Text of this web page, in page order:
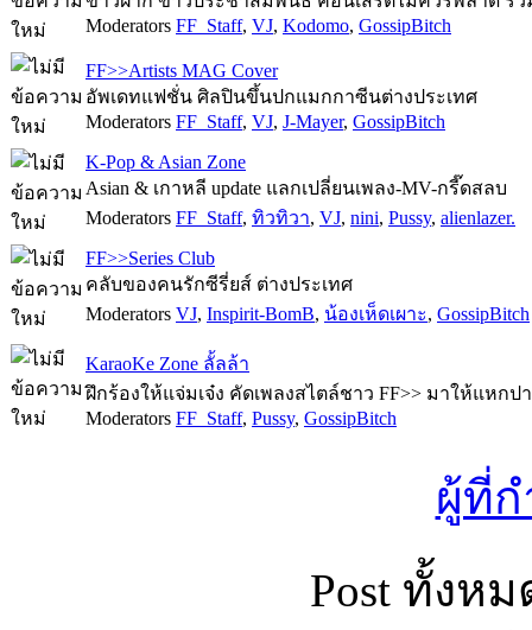
Moderators FF_Staff, VJ, Kodomo, GossipBitch
FF>>Artists MAG Cover
อัพเดทแฟชั่น ศิลปินขึ้นปกแมกกาซีนต่างประเทศ
Moderators FF_Staff, VJ, J-Mayer, GossipBitch
K-Pop & Asian Zone
Asian & เกาหลี update แลกเปลี่ยนเพลง-MV-กรี๊ดสลบ
Moderators FF_Staff, ทิวทิวา, VJ, nini, Pussy, alienlazer.
FF>>Series Club
คลับของคนรักซีรี่ยส์ ต่างประเทศ
Moderators VJ, Inspirit-BomB, น้องเห็ดเผาะ, GossipBitch
KaraoKe Zone ลั้ลล้า
ฝึกร้องให้แจ่มเจ๋ง คัดเพลงสไตล์ชาว FF>> มาให้แหก
Moderators FF_Staff, Pussy, GossipBitch
ผู้ที่ก
Post ทั้งห